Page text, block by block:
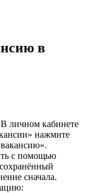
в
личном кабинете
нажмите
с помощью
сначала.